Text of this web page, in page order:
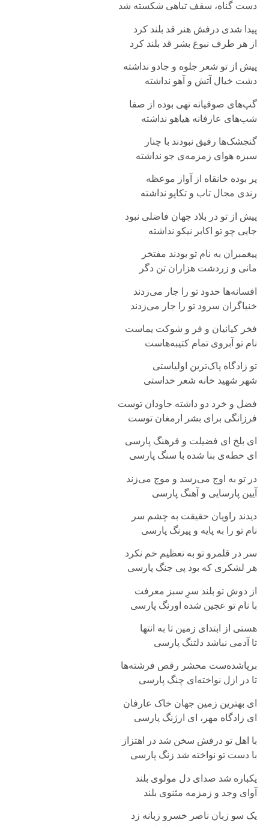
دست گناه، سقف تباهی شکسته شد
پیدا شدی درفش هنر قد بلند کرد
از هر طرف نبوغ بشر قد بلند کرد
پیش از تو شعر جلوه و جادو نداشته
دشت خیال آتش و آهو نداشته
گپ‌های صوفیانه تهی بوده از صفا
شب‌های عارفانه هیاهو نداشته
گنجشک‌ها رفیق نبودند با چنار
سبزه هوای زمزمه‌ی جو نداشته
پر بوده خانقاه از آواز موعظه
رندی مجال تاب و تکاپو نداشته
پیش از تو در بلاد جهان فاضلی نبود
جایی چو تو اکابر نیکو نداشته
پیغمبران به نام تو بودند مفتخر
مانی و زردشت هزاران تن دگر
افسانه‌ها حدود تو را جار می‌زدند
خنیاگران سرود تو را جار می‌زدند
فخر کیانیان و فر و شوکت یماست
نام تو آبروی تمام کتیبه‌هاست
تو زادگاه پاک‌ترین اولیاستی
شهر شهید خانه شعر خداستی
فضل و خرد دو داشته جاودان توست
فرزانگی برای بشر ارمغان توست
ای بلخ ای فضیلت و فرهنگ پارسی
ای خطه‌ی بنا شده با سنگ پارسی
در تو به اوج می‌رسد و موج می‌زند
آیین پارسایی و آهنگ پارسی
دیدند راویان حقیقت به چشم سر
نام تو را به پایه و پیرنگ پارسی
سر در قلمرو تو به تعظیم خم نکرد
هر لشکری که بود پی جنگ پارسی
از دوش تو بلند سرِ سبز معرفت
با نام تو عجین شده اورنگ پارسی
هستی از ابتدای زمین تا به انتها
تا آدمی نباشد دلتنگ پارسی
برپاشده‌ست محشر رقص فرشته‌ها
تا در ازل نواخته‌ای چنگ پارسی
ای بهترین زمین جهان خاک عارفان
ای زادگاه مهر، ای ارژنگ پارسی
با اهل تو درفش سخن شد در اهتزاز
با دست تو نواخته شد زنگ پارسی
یکباره شد صدای دل مولوی بلند
آوای وجد و زمزمه مثنوی بلند
یک سو زبان ناصر خسرو زبانه زد